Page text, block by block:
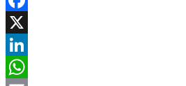
Facebook
X
LinkedIn